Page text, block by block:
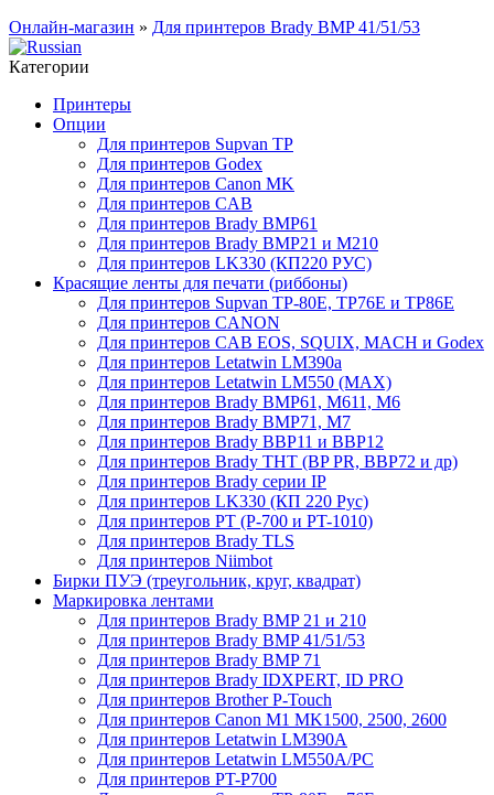
Онлайн-магазин » Для принтеров Brady BMP 41/51/53
Категории
Принтеры
Опции
Для принтеров Supvan TP
Для принтеров Godex
Для принтеров Canon MK
Для принтеров CAB
Для принтеров Brady BMP61
Для принтеров Brady BMP21 и M210
Для принтеров LK330 (КП220 РУС)
Красящие ленты для печати (риббоны)
Для принтеров Supvan TP-80E, TP76E и TP86E
Для принтеров CANON
Для принтеров CAB EOS, SQUIX, MACH и Godex
Для принтеров Letatwin LM390a
Для принтеров Letatwin LM550 (MAX)
Для принтеров Brady BMP61, M611, M6
Для принтеров Brady BMP71, M7
Для принтеров Brady BBP11 и BBP12
Для принтеров Brady THT (BP PR, BBP72 и др)
Для принтеров Brady серии IP
Для принтеров LK330 (КП 220 Рус)
Для принтеров PT (P-700 и PT-1010)
Для принтеров Brady TLS
Для принтеров Niimbot
Бирки ПУЭ (треугольник, круг, квадрат)
Маркировка лентами
Для принтеров Brady BMP 21 и 210
Для принтеров Brady BMP 41/51/53
Для принтеров Brady BMP 71
Для принтеров Brady IDXPERT, ID PRO
Для принтеров Brother P-Touch
Для принтеров Canon M1 MK1500, 2500, 2600
Для принтеров Letatwin LM390A
Для принтеров Letatwin LM550A/PC
Для принтеров PT-P700